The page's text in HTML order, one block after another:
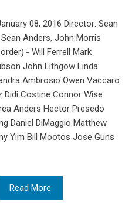
08, 2016 Director: Sean
Anders, John Morris
Will Ferrell Mark
John Lithgow Linda
Ambrosio Owen Vaccaro
Didi Costine Connor Wise
Anders Hector Presedo
Daniel DiMaggio Matthew
Yim Bill Mootos Jose Guns
Read More